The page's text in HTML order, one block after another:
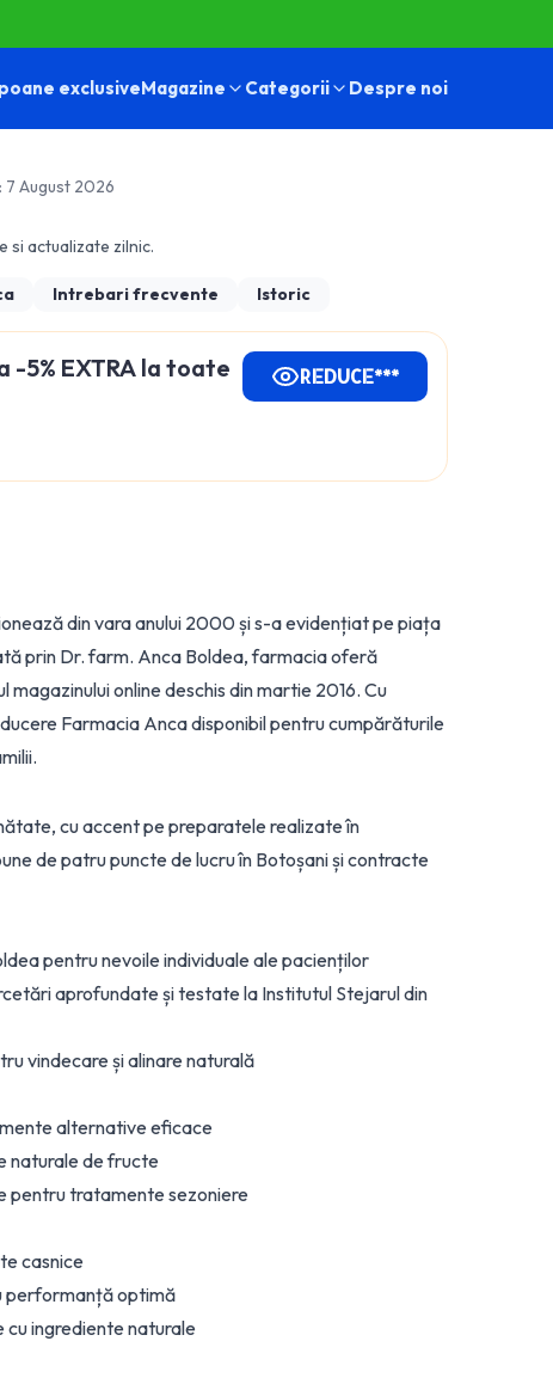
exclusiveMagazine Categorii Despre noi
7 August 2026
si actualizate zilnic.
Intrebari frecvente Istoric
-5% EXTRA la toate
REDUCE***
din vara anului 2000 și s-a evidențiat pe piața
prin Dr. farm. Anca Boldea, farmacia oferă
online deschis din martie 2016. Cu
Farmacia Anca disponibil pentru cumpărăturile
cu accent pe preparatele realizate în
de patru puncte de lucru în Botoșani și contracte
pentru nevoile individuale ale pacienților
aprofundate și testate la Institutul Stejarul din
vindecare și alinare naturală
alternative eficace
naturale de fructe
pentru tratamente sezoniere
casnice
performanță optimă
ingrediente naturale